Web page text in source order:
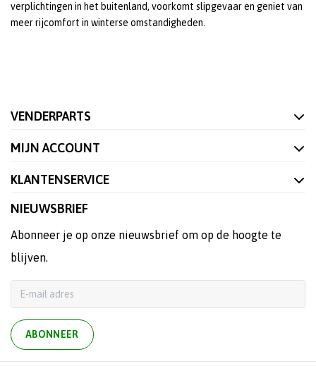
verplichtingen in het buitenland, voorkomt slipgevaar en geniet van
meer rijcomfort in winterse omstandigheden.
VENDERPARTS
MIJN ACCOUNT
KLANTENSERVICE
NIEUWSBRIEF
Abonneer je op onze nieuwsbrief om op de hoogte te
blijven.
ABONNEER